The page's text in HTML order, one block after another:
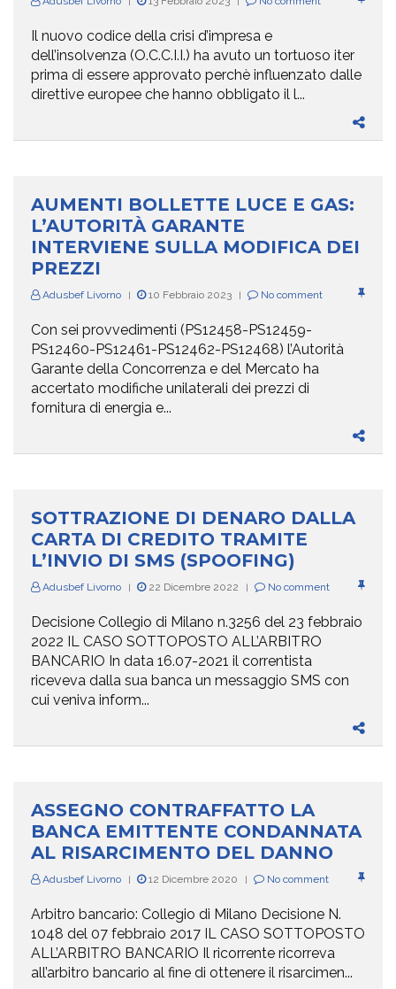
Il nuovo codice della crisi d’impresa e
dell’insolvenza (O.C.C.I.I.) ha avuto un tortuoso iter
prima di essere approvato perchè influenzato dalle
direttive europee che hanno obbligato il l...
AUMENTI BOLLETTE LUCE E GAS:
L’AUTORITÀ GARANTE
INTERVIENE SULLA MODIFICA DEI
PREZZI
Adusbef Livorno | 10 Febbraio 2023 | No comment
Con sei provvedimenti (PS12458-PS12459-
PS12460-PS12461-PS12462-PS12468) l’Autorità
Garante della Concorrenza e del Mercato ha
accertato modifiche unilaterali dei prezzi di
fornitura di energia e...
SOTTRAZIONE DI DENARO DALLA
CARTA DI CREDITO TRAMITE
L’INVIO DI SMS (SPOOFING)
Adusbef Livorno | 22 Dicembre 2022 | No comment
Decisione Collegio di Milano n.3256 del 23 febbraio
2022 IL CASO SOTTOPOSTO ALL’ARBITRO
BANCARIO In data 16.07-2021 il correntista
riceveva dalla sua banca un messaggio SMS con
cui veniva inform...
ASSEGNO CONTRAFFATTO LA
BANCA EMITTENTE CONDANNATA
AL RISARCIMENTO DEL DANNO
Adusbef Livorno | 12 Dicembre 2020 | No comment
Arbitro bancario: Collegio di Milano Decisione N.
1048 del 07 febbraio 2017 IL CASO SOTTOPOSTO
ALL’ARBITRO BANCARIO Il ricorrente ricorreva
all’arbitro bancario al fine di ottenere il risarcimen...